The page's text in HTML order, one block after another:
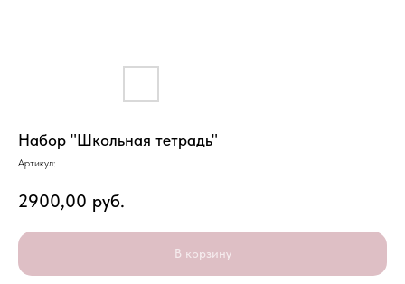
Набор "Школьная тетрадь"
Артикул:
2900,00 руб.
В корзину